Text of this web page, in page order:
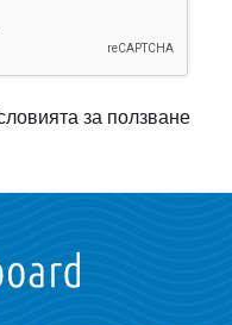
за ползване